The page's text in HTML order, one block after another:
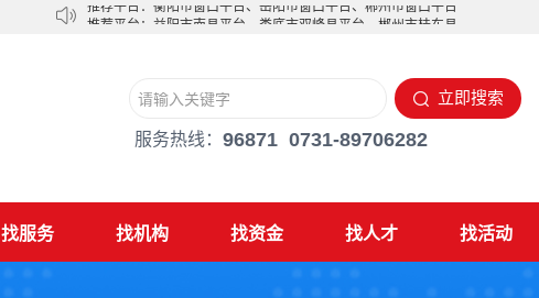
推荐平台： 益阳市南县平台 、 娄底市双峰县平台 、 郴州市桂东县平台...
服务热线：96871 0731-89706282
立即搜索
找服务 找机构 找资金 找人才 找活动